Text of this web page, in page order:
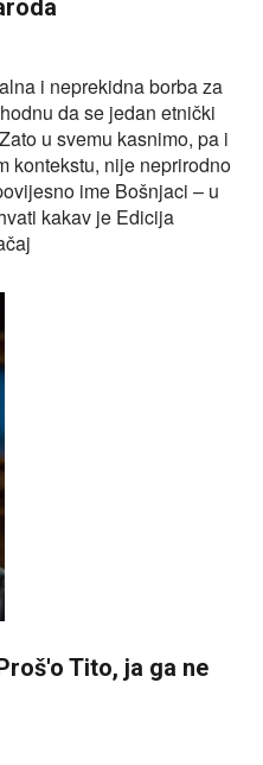
i neprekidna borba za
da se jedan etnički
u svemu kasnimo, pa i
kontekstu, nije neprirodno
ime Bošnjaci – u
kakav je Edicija
Tito, ja ga ne